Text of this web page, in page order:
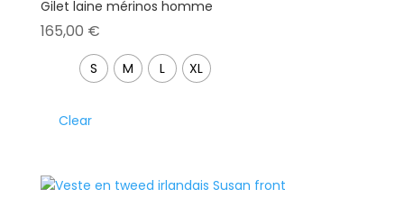
Gilet laine mérinos homme
165,00 €
S M L XL
Clear